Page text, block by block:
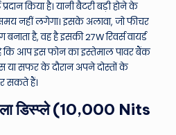
किया है। यानी बैटरी बड़ी होने के
नहीं लगेगा। इसके अलावा, जो फीचर
है, वह है इसकी 27W रिवर्स वायर्ड
है कि आप इस फोन का इस्तेमाल पावर बैंक
सफर के दौरान अपने दोस्तों के
सकते हैं।
डिस्प्ले (10,000 Nits